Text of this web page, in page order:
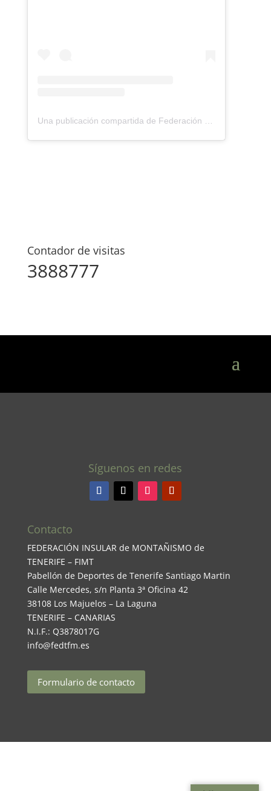
Una publicación compartida de Federación Montañismo Tenerife (@federacion_montanismo_tenerife)
Contador de visitas
3888777
Síguenos en redes
Contacto
FEDERACIÓN INSULAR de MONTAÑISMO de
TENERIFE – FIMT
Pabellón de Deportes de Tenerife Santiago Martin
Calle Mercedes, s/n Planta 3ª Oficina 42
38108 Los Majuelos – La Laguna
TENERIFE – CANARIAS
N.I.F.: Q3878017G
info@fedtfm.es
Formulario de contacto